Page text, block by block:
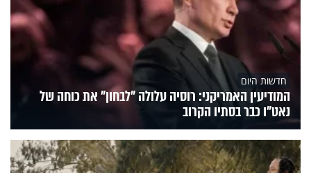
חדשות היום
המודיעין האמריקני: רוסיה עלולה "לבחון" את כוחה של
נאט"ו כבר בסתיו הקרוב